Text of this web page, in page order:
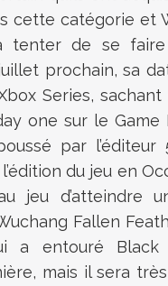
cette catégorie et
tenter de se
prochain, sa
Series,
one sur le Game
par l’éditeur
l’édition du jeu en
jeu d’atteindre
Fallen
a entouré Black
mais il sera